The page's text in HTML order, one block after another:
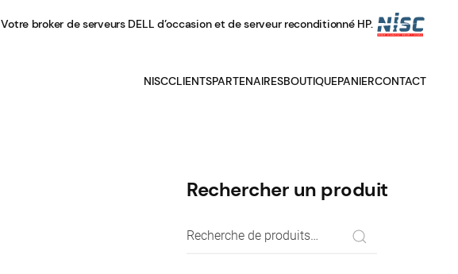
Votre broker de serveurs DELL d’occasion et de serveur reconditionné HP.
NISCCLIENTSPARTENAIRESBOUTIQUEPANIERCONTACT
Rechercher un produit
Recherche